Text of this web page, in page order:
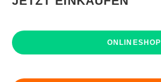
ONLINESHOP